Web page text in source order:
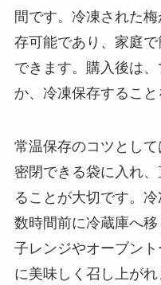
間です。冷凍された
存可能であり、家庭
できます。購入後は
か、冷凍保存すること
常温保存のコツとし
密閉できる袋に入れ
ることが大切です。
数時間前に冷蔵庫へ
子レンジやオーブン
に美味しく召し上がれ